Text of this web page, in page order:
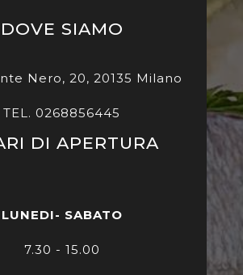
DOVE SIAMO
Nero, 20, 20135 Milano
TEL. 0268856445
DI APERTURA
LUNEDI- SABATO
7.30 - 15.00